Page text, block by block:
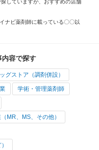
していますが、おすすめの店舗
ナビ薬剤師に載っている〇〇以
内容で探す
グストア（調剤併設）
学術・管理薬剤師
MR、MS、その他）